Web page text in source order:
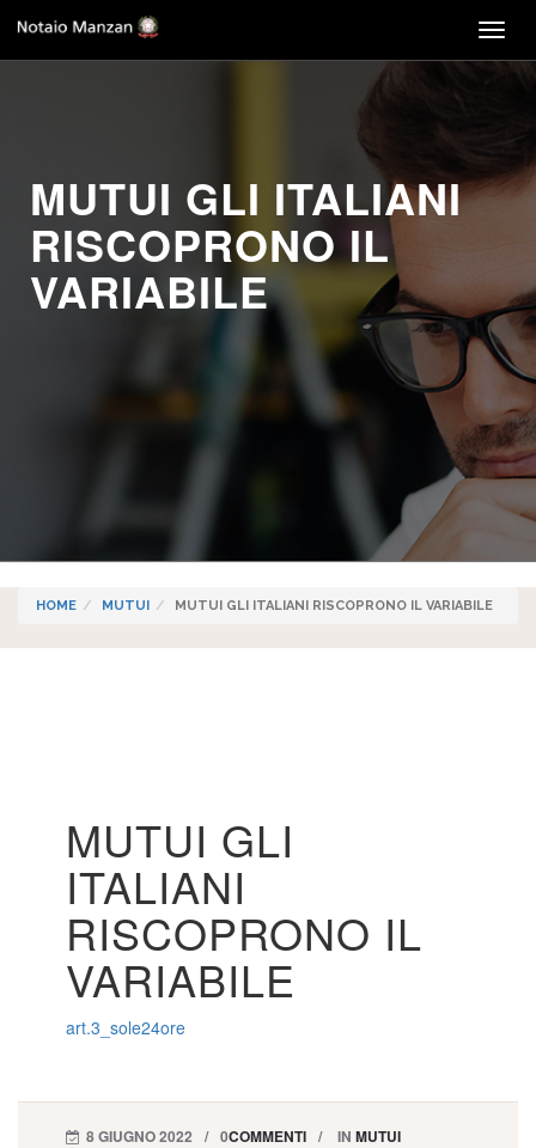
MUTUI GLI ITALIANI
RISCOPRONO IL
VARIABILE
HOME MUTUI MUTUI GLI ITALIANI RISCOPRONO IL VARIABILE
MUTUI GLI
ITALIANI
RISCOPRONO IL
VARIABILE
art.3_sole24ore
8 GIUGNO 2022 0COMMENTI IN MUTUI